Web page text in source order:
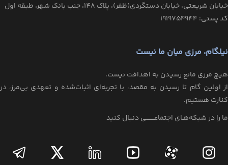
نیلگام، مرزی میان ما نیست
هیـچ مرزی مانع رسیـدن به اهدافت نیست.
از اولین گام تا رسیدن به مقصد، با تجربه‌ای اثبات‌شده و تعهدی بی‌مرز، در
کنارت هستیم.
ما را در شبکه‌هـای اجتماعــــــــی دنبال کنید
خیابان‌ شریعتی، خیابان‌ دستگردی(ظفر)، پلاک 148، جنب بانک شهر، طبقه اول
کد پستی: ۱۹۱۹۷۵۴۹۴۴